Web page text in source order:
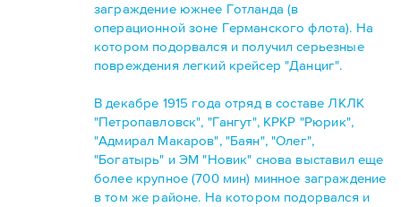
заграждение южнее Готланда (в
операционной зоне Германского флота). На
котором подорвался и получил серьезные
повреждения легкий крейсер "Данциг".
В декабре 1915 года отряд в составе ЛКЛК
"Петропавловск", "Гангут", КРКР "Рюрик",
"Адмирал Макаров", "Баян", "Олег",
"Богатырь" и ЭМ "Новик" снова выставил еще
более крупное (700 мин) минное заграждение
в том же районе. На котором подорвался и